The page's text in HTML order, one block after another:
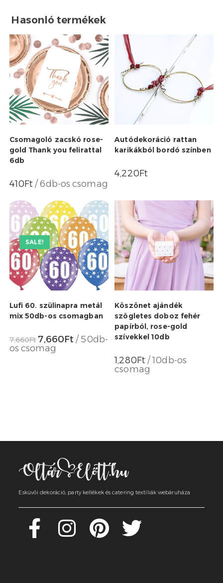
Hasonló termékek
Csomagoló zacskó rose-
gold Thank you felirattal
6db
410Ft / 6db-os csomag
Autódekoráció rattan
karikákból bordó színben
4,220Ft
SALE!
Lufi 60. szülinapra metál
mix 50db-os csomagban
7,660Ft 7,660Ft / 50db-
os csomag
Köszönet ajándék
szögletes doboz fehér
papírból, rose-gold
szívekkel 10db
1,280Ft / 10db-os
csomag
Esküvői dekoráció, party kellékek és catering textíliák webáruháza